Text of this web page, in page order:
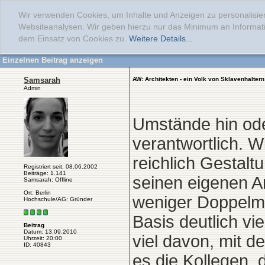
Wir verwenden Cookies, um Inhalte und Anzeigen zu
Websiteanalysen. Wir geben hierzu nur das Minimum an
dem Einsatz von Cookies zu. Weitere Details...
Einzelnen Beitrag anzeigen
Samsarah
Admin
Registriert seit: 08.06.2002
Beiträge: 1.141
Samsarah: Offline
Ort: Berlin
Hochschule/AG: Gründer
Beitrag
Datum: 13.09.2010
Uhrzeit: 20:00
ID: 40843
AW: Architekten - ein Volk von
Umstände hin
verantwortlich.
reichlich
seinen eigenen
weniger
Basis deutlich
viel davon, mit
es die Kollegen,